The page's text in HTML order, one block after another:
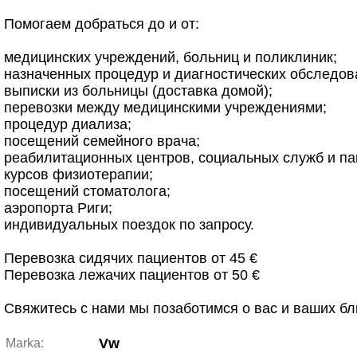
Помогаем добраться до и от:
медицинских учреждений, больниц и поликлиник;
назначенных процедур и диагностических
выписки из больницы (доставка домой);
перевозки между медицинскими учреждениями;
процедур диализа;
посещений семейного врача;
реабилитационных центров, социальных служб и
курсов физиотерапии;
посещений стоматолога;
аэропорта Риги;
индивидуальных поездок по запросу.
Перевозка сидячих пациентов от 45 €
Перевозка лежачих пациентов от 50 €
Свяжитесь с нами мы позаботимся о вас и ваших
Marka: Vw